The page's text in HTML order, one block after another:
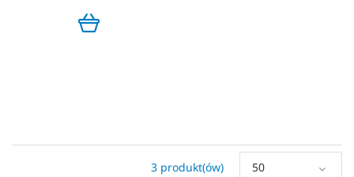
3 produkt(ów) 50